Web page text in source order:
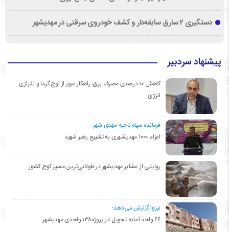
دستگیری ۲ سارق سابقه‌دار و کشف خودروی سرقتی در مهدیشهر
پیشنهاد سردبیر
کاهش ۱۰ درصدی مصرف برق، راهکار عبور از اوج گرما و ناترازی
انرژی
فرمانده سپاه ناحیه مهدی شهر:
اعزام ۱۰۰۰ مهدیشهری به تشییع رهبر شهید
روایتی از عشایر مهدیشهر در طولانی‌ترین مسیر کوچ کشور
نیزوا گزارش می‌دهد؛
۶۶ واحد آماده تحویل در پروژه۱۳۸ واحدی مهدیشهر